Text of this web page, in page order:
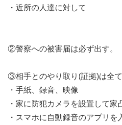
・近所の人達に対して
②警察への被害届は必ず出す。
③相手とのやり取り(証拠)は全て
・手紙、録音、映像
・家に防犯カメラを設置して家
・スマホに自動録音のアプリを